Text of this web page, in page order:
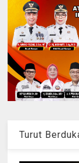
Turut